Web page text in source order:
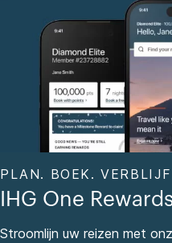
PLAN. BOEK.
IHG One
Stroomlijn uw reizen met